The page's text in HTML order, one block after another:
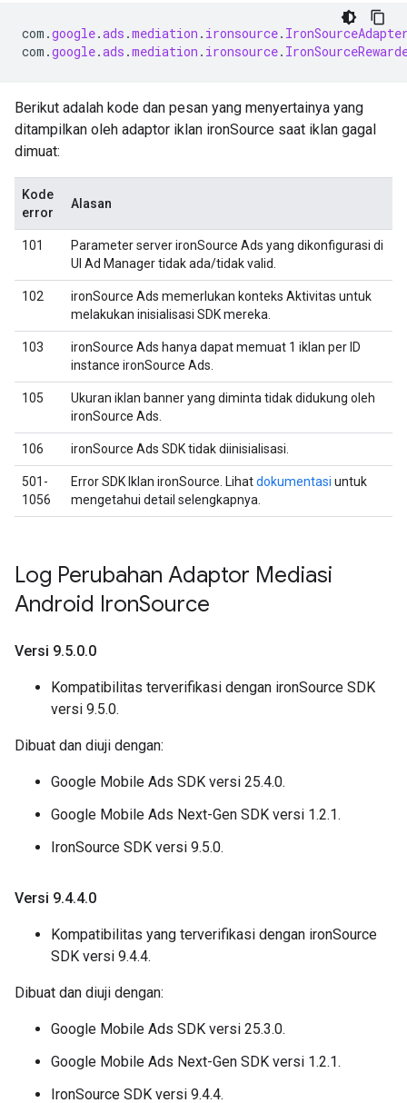
com .google.ads .mediation . ironsource.
com .google.ads .mediation . ironsource.
Berikut adalah kode dan pesan yang menyertainya yang
ditampilkan oleh adaptor iklan ironSource saat iklan gagal
dimuat:
Kode
error
Alasan
101
Parameter server ironSource Ads yang dikonfigurasi di
UI Ad Manager tidak ada/tidak valid.
102
ironSource Ads memerlukan konteks Aktivitas untuk
melakukan inisialisasi SDK mereka.
103
ironSource Ads hanya dapat memuat 1 iklan per ID
instance ironSource Ads.
105
Ukuran iklan banner yang diminta tidak didukung oleh
ironSource Ads.
106 ironSource Ads SDK tidak diinisialisasi.
501-
1056
Error SDK Iklan ironSource. Lihatdokumentasi untuk
mengetahui detail selengkapnya.
Log Perubahan Adaptor Mediasi
Android IronSource
Versi 9.5.0.0
Kompatibilitas terverifikasi dengan ironSource SDK
versi 9.5.0.
Dibuat dan diuji dengan:
Google Mobile Ads SDK versi 25.4.0.
Google Mobile Ads Next-Gen SDK versi 1.2.1.
IronSource SDK versi 9.5.0.
Versi 9.4.4.0
Kompatibilitas yang terverifikasi dengan ironSource
SDK versi 9.4.4.
Dibuat dan diuji dengan:
Google Mobile Ads SDK versi 25.3.0.
Google Mobile Ads Next-Gen SDK versi 1.2.1.
IronSource SDK versi 9.4.4.